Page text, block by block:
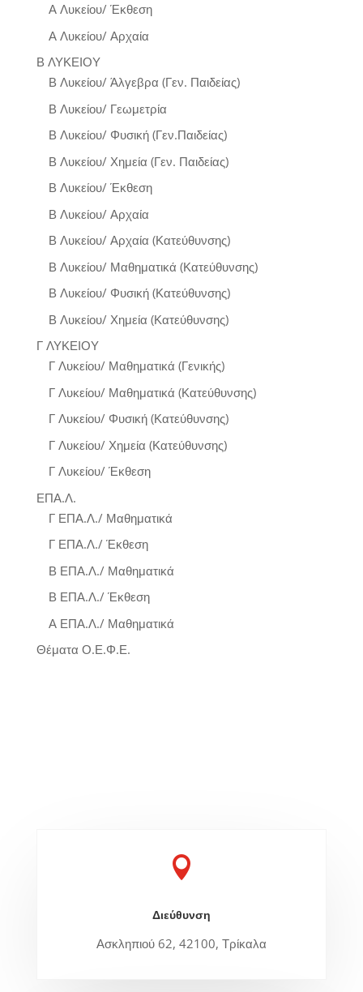
Α Λυκείου/ Έκθεση
Α Λυκείου/ Αρχαία
Β ΛΥΚΕΙΟΥ
Β Λυκείου/ Άλγεβρα (Γεν. Παιδείας)
Β Λυκείου/ Γεωμετρία
Β Λυκείου/ Φυσική (Γεν.Παιδείας)
Β Λυκείου/ Χημεία (Γεν. Παιδείας)
Β Λυκείου/ Έκθεση
Β Λυκείου/ Αρχαία
Β Λυκείου/ Αρχαία (Κατεύθυνσης)
Β Λυκείου/ Μαθηματικά (Κατεύθυνσης)
Β Λυκείου/ Φυσική (Κατεύθυνσης)
Β Λυκείου/ Χημεία (Κατεύθυνσης)
Γ ΛΥΚΕΙΟΥ
Γ Λυκείου/ Μαθηματικά (Γενικής)
Γ Λυκείου/ Μαθηματικά (Κατεύθυνσης)
Γ Λυκείου/ Φυσική (Κατεύθυνσης)
Γ Λυκείου/ Χημεία (Κατεύθυνσης)
Γ Λυκείου/ Έκθεση
ΕΠΑ.Λ.
Γ ΕΠΑ.Λ./ Μαθηματικά
Γ ΕΠΑ.Λ./ Έκθεση
Β ΕΠΑ.Λ./ Μαθηματικά
Β ΕΠΑ.Λ./ Έκθεση
Α ΕΠΑ.Λ./ Μαθηματικά
Θέματα Ο.Ε.Φ.Ε.

Διεύθυνση
Ασκληπιού 62, 42100, Τρίκαλα